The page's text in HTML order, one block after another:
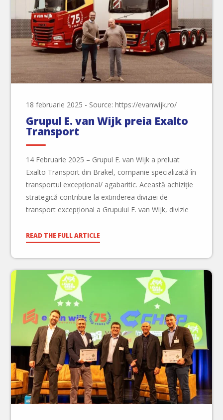
18 februarie 2025 - Source: https://evanwijk.ro/
Grupul E. van Wijk preia Exalto
Transport
14 Februarie 2025 – Grupul E. van Wijk a preluat
Exalto Transport din Brakel, companie specializată în
transportul excepțional/ agabaritic. Această achiziție
strategică contribuie la extinderea diviziei de
transport excepțional a Grupului E. van Wijk, divizie
achiziția companiei Ryano Logistics. Compania
READ THE FULL ARTICLE